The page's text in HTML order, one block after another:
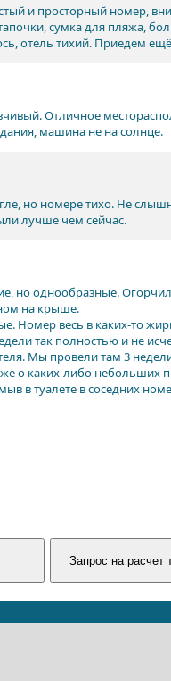
и просторный номер,
сумка для пляжа,
отель тихий. Приедем
Отличное
машина не на солнце.
но номере тихо. Не
лучше чем сейчас.
но однообразные.
на крыше.
Номер весь в каких-то
так полностью и не
Мы провели там 3
о каких-либо небольших
в туалете в соседних